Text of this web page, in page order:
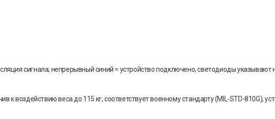
сигнала; непрерывный синий = устройство подключено, светодиоды указывают
к воздействию веса до 115 кг, соответствует военному стандарту (MIL-STD-810G),